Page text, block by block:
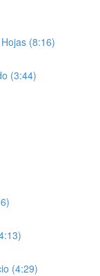
(8:16)
(3:44)
(4:29)